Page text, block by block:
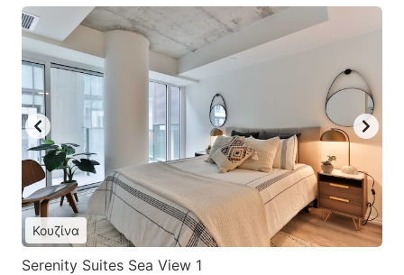
Κουζίνα
Serenity Suites Sea View 1